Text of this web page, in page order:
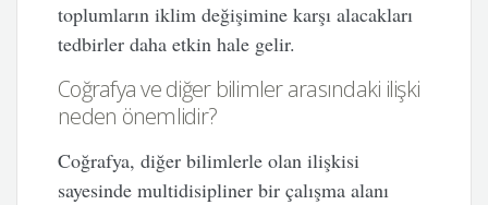
toplumların iklim değişimine karşı alacakları
tedbirler daha etkin hale gelir.
Coğrafya ve diğer bilimler arasındaki ilişki
neden önemlidir?
Coğrafya, diğer bilimlerle olan ilişkisi
sayesinde multidisipliner bir çalışma alanı